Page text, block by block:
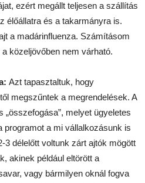
ezért megállt teljesen a szállítás
élőállatra és a takarmányra is.
a madárinfluenza. Számításom
közeljövőben nem várható.
Azt tapasztaltuk, hogy
megszűntek a megrendelések. A
melyet ügyeletes
programot a mi vállalkozásunk is
3 délelőtt voltunk zárt ajtók mögött
akinek például eltörött a
vagy bármilyen oknál fogva